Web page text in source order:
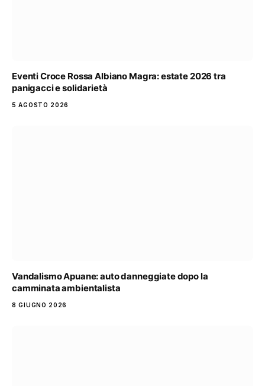
Eventi Croce Rossa Albiano Magra: estate 2026 tra
panigacci e solidarietà
5 AGOSTO 2026
Vandalismo Apuane: auto danneggiate dopo la
camminata ambientalista
8 GIUGNO 2026